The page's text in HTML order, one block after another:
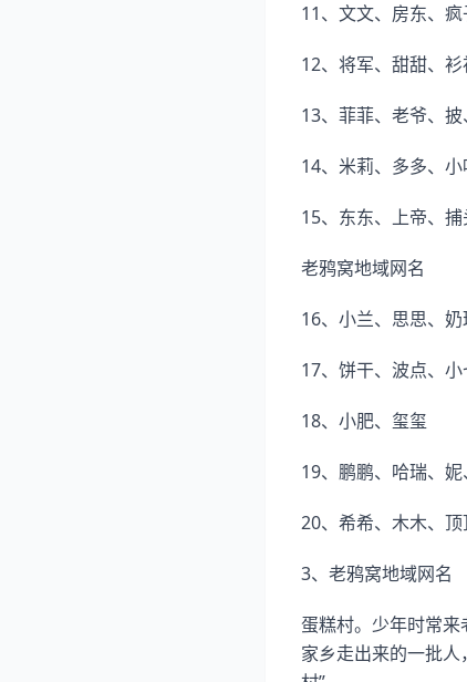
11、文文、房东、
12、将军、甜甜、
13、菲菲、老爷、
14、米莉、多多、
15、东东、上帝、
老鸦窝地域网名
16、小兰、思思、奶
17、饼干、波点、小
18、小肥、玺玺
19、鹏鹏、哈瑞、
20、希希、木木、
3、老鸦窝地域网名
蛋糕村。少年时常
家乡走出来的一批